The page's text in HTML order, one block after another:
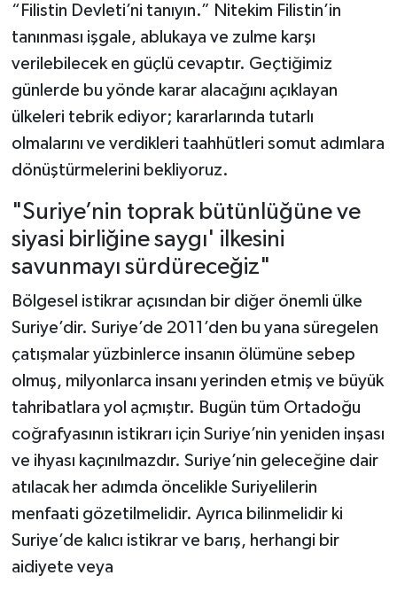
“Filistin Devleti’ni tanıyın.” Nitekim Filistin’in
tanınması işgale, ablukaya ve zulme karşı
verilebilecek en güçlü cevaptır. Geçtiğimiz
günlerde bu yönde karar alacağını açıklayan
ülkeleri tebrik ediyor; kararlarında tutarlı
olmalarını ve verdikleri taahhütleri somut adımlara
dönüştürmelerini bekliyoruz.
"Suriye’nin toprak bütünlüğüne ve
siyasi birliğine saygı' ilkesini
savunmayı sürdüreceğiz"
Bölgesel istikrar açısından bir diğer önemli ülke
Suriye’dir. Suriye’de 2011’den bu yana süregelen
çatışmalar yüzbinlerce insanın ölümüne sebep
olmuş, milyonlarca insanı yerinden etmiş ve büyük
tahribatlara yol açmıştır. Bugün tüm Ortadoğu
coğrafyasının istikrarı için Suriye’nin yeniden inşası
ve ihyası kaçınılmazdır. Suriye’nin geleceğine dair
atılacak her adımda öncelikle Suriyelilerin
menfaati gözetilmelidir. Ayrıca bilinmelidir ki
Suriye’de kalıcı istikrar ve barış, herhangi bir
aidiyete veya